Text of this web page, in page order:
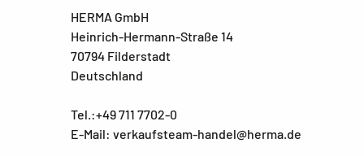
HERMA GmbH
Heinrich-Hermann-Straße 14
70794 Filderstadt
Deutschland
Tel.:+49 711 7702-0
E-Mail: verkaufsteam-handel@herma.de